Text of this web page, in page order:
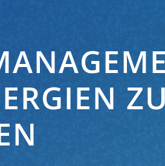
ZU